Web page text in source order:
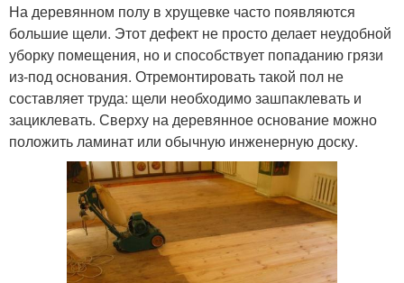
На деревянном полу в хрущевке часто появляются
большие щели. Этот дефект не просто делает неудобной
уборку помещения, но и способствует попаданию грязи
из-под основания. Отремонтировать такой пол не
составляет труда: щели необходимо зашпаклевать и
зациклевать. Сверху на деревянное основание можно
положить ламинат или обычную инженерную доску.